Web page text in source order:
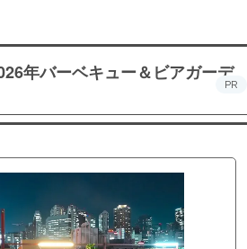
年バーベキュー＆ビアガーデ
PR